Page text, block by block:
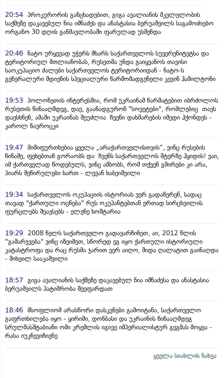
20:54 პროკურორის განცხადებით, გიგა ავალიანის მკვლელობის
საქმეზე დაკავებულ ნია იმნაძეს და ანასტასია ბერუაშვილს საგამოძიებო
ორგანო 30 დღის განმავლობაში ფარულად უსმენდა
20:46 ნატო ურყევად უჭერს მხარს საქართველოს სუვერენიტეტსა და
ტერიტორიულ მთლიანობას, რუსეთმა უნდა გაიყვანოს თავისი
საოკუპაციო ძალები საქართველოს ტერიტორიიდან - ნატო-ს
გენერალური მდივნის სპეციალური წარმომადგენელი კევინ ჰამილტონი
19:53 პოლონეთის ინტერესშია, რომ უკრაინამ წარმატებით იბრძოლოს
რუსეთის წინააღმდეგ, დაე, გაანადგურონ "სოვეტები", რომლებიც თავს
დაესხნენ, ამაში უკრაინას შეუძლია ჩვენი დახმარების იმედი ჰქონდეს -
კაროლ ნავროცკი
19:47 მიმიფურთხებია ყველა „არაქართველისთვის“, ვინც რუსების
წინაშე, ფეხებთან გორაობს და ჩვენს საქართველოს მტერზე ჰყიდის! ვაი,
იმ ქართველად წოდებულს, ვინც ამბობს, რომ თქვენ გმირები კი არა,
პიარს შეწირულები ხართ - ლევან ხაბეიშვილი
19:34 საქართველოს ოკუპაციის ისტორიას ვერ გადაწერენ, სადაც
თავად "ქართული ოცნება" რუს ოკუპანტებთან ერთად სირცხვილის
ფურცლებს შეავსებს - ელენე ხოშტარია
19:29
2008 წელს საქართველო გადავარჩინეთ, აი, 2012 წლის
"გამარჯვება" ვინც იზეიმეთ, სწორედ ეგ იყო ქართული ისტორიული
კატასტროფა და რაც რუსმა ჯარით ვერ აიღო, შიდა ღალატით გაინაღდა
- მიხეილ სააკაშვილი
18:57 გიგა ავალიანის საქმეზე დაკავებულ ნია იმნაძესა და ანასტასია
ბერუაშვილს პატიმრობა შეეფარდათ
18:46 მსოფლიომ არასწორი დასკვნები გამოიტანა, საქართველო
გაფრთხილება იყო - ყირიმი, დონბასი და უკრაინის წინააღმდეგ
სრულმასშტაბიანი ომი კრემლის იგივე იმპერიალისტურ გეგმას მოყვა -
რასა იუკნევიჩიენე
ყველა სიახლის ნახვა